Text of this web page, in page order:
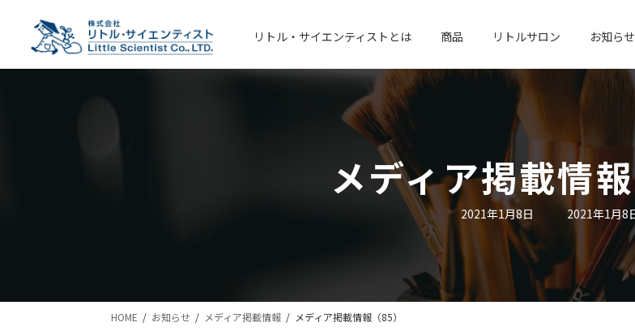
ン
ー
リトル・サイエンティストとは 商品 リトルサロン お知らせ
メディア掲載情報
2021年1月8日 最
終
日
2021年1月8
HOME お知らせ メディア掲載情報 メディア掲載情報（85）